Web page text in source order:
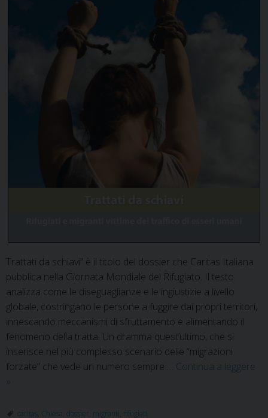
Trattati da schiavi” è il titolo del dossier che Caritas Italiana
pubblica nella Giornata Mondiale del Rifugiato. Il testo
analizza come le diseguaglianze e le ingiustizie a livello
globale, costringano le persone a fuggire dai propri territori,
innescando meccanismi di sfruttamento e alimentando il
fenomeno della tratta. Un dramma quest’ultimo, che si
inserisce nel più complesso scenario delle “migrazioni
forzate” che vede un numero sempre … Continua a leggere
Rifugiati
migranti
»
caritas Chiesa dossier migranti rifugiati